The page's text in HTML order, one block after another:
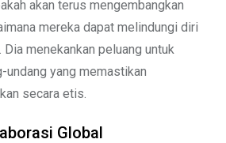
akan terus mengembangkan
mereka dapat melindungi diri
menekankan peluang untuk
undang yang memastikan
secara etis.
Global